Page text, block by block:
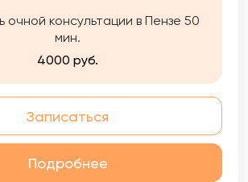
очной консультации в Пензе 50
мин.
4000 руб.
Записаться
Подробнее